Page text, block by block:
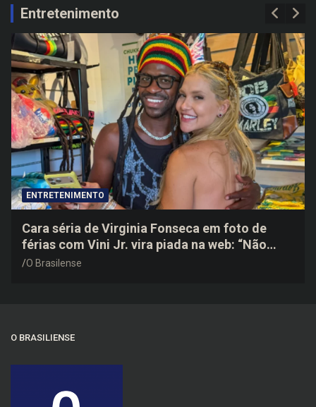
c
h
Entretenimento
ENTRETENIMENTO
Cara séria de Virginia Fonseca em foto de
férias com Vini Jr. vira piada na web: “Não
disfarçou”
O Brasilense
O BRASILIENSE